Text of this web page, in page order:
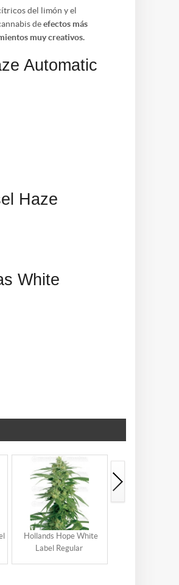
del limón y el
deefectos más
muy creativos.
Automatic
Haze
White
Hollands Hope White
Label Regular